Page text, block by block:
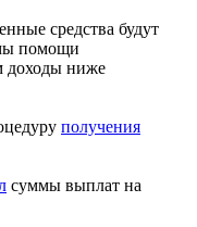
средства будут
помощи
доходы ниже
получения
суммы выплат на